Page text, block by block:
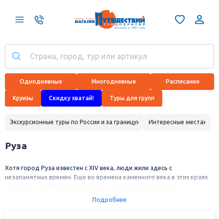
Однодневные Многодневные Расписание
Круизы Скидку хватай! Туры для групп
Экскурсионные туры по России и за границу Интересные места
Руза
Хотя город Руза известен с XIV века, люди жили здесь с
незапамятных времен. Еще во времена каменного века в этих краях
поселились рыболовы и охотники, строящие свои жилища с
использованием костей мамонтов. Древние племена торговали друг
с другом, возводили на холмах крепости и обносили их валами.
Подробнее